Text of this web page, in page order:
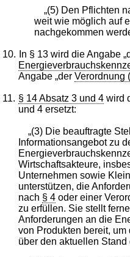
„(5) Den Pflichten
weit wie möglich auf
nachgekommen
10.
In § 13 wird die Angabe
Angabe „derVerordnung
11. § 14 Absatz 3 und 4 wird
und 4 ersetzt:
„(3) Die beauftragte
Informationsangebot zu
Wirtschaftsakteure,
Unternehmen sowie
unterstützen, die
nach § 4 oder einer
zu erfüllen. Sie stellt
Anforderungen an die
von Produkten bereit,
über den aktuellen